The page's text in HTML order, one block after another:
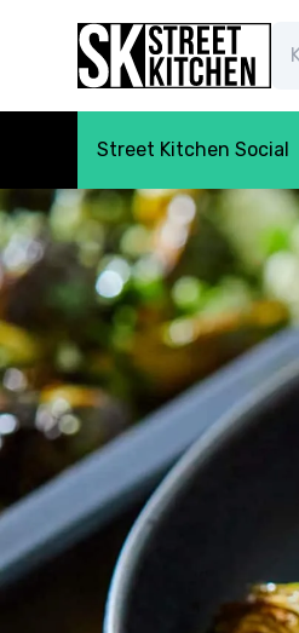
Street Kitchen Social